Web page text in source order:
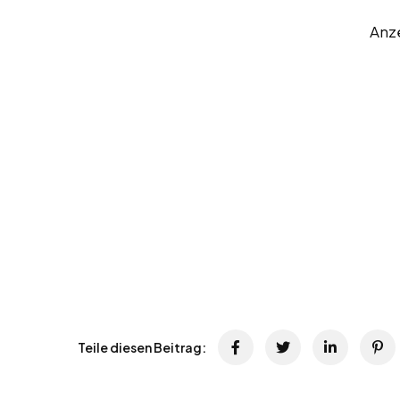
Teile diesen Beitrag: